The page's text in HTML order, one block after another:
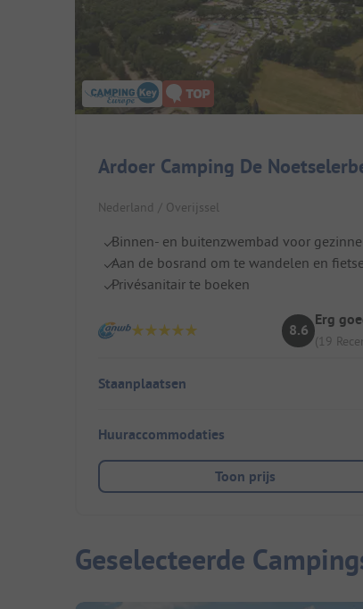
Ardoer Camping De
Nederland / Overijssel
Binnen- en buitenzwembad voor
Aan de bosrand om te wandelen en
Privésanitair te boeken
8.6
Erg
(19
Staanplaatsen
Huuraccommodaties
Toon prijs
Geselecteerde